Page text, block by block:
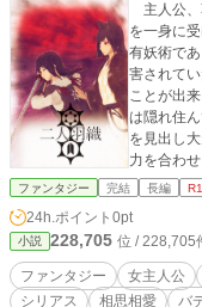
主人公、
を一身に
有妖術で
害されて
ことが出
は隠れ住
を見出し
力を合わ
かげで生
の仇であ
り世界を
妖狐の迫
た復讐の先にある
ファンタジー 完結 長編
24h.ポイント 0pt
小説 228,705 位 / 228,705
ファンタジー 女主人公
シリアス
相思相愛 バ